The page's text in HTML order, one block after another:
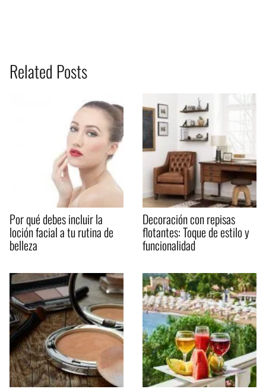
Related Posts
Por qué debes incluir la
loción facial a tu rutina de
belleza
Decoración con repisas
flotantes: Toque de estilo y
funcionalidad